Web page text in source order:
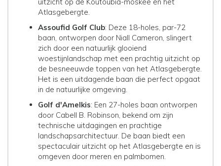
Atlasgebergte.
Assoufid Golf Club: Deze 18-holes, par-72
baan, ontworpen door Niall Cameron, slingert
zich door een natuurlijk glooiend
woestijnlandschap met een prachtig uitzicht op
de besneeuwde toppen van het Atlasgebergte.
Het is een uitdagende baan die perfect opgaat
in de natuurlijke omgeving.
Golf d'Amelkis: Een 27-holes baan ontworpen
door Cabell B. Robinson, bekend om zijn
technische uitdagingen en prachtige
landschapsarchitectuur. De baan biedt een
spectaculair uitzicht op het Atlasgebergte en is
omgeven door meren en palmbomen.